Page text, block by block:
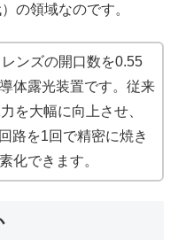
の領域なのです。
ンズの開口数を0.55
体露光装置です。従来
を大幅に向上させ、
路を1回で精密に焼き
化できます。